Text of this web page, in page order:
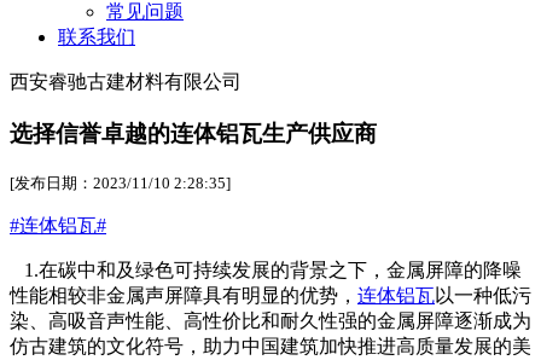
常见问题
联系我们
西安睿驰古建材料有限公司
选择信誉卓越的连体铝瓦生产供应商
[发布日期：2023/11/10 2:28:35]
#连体铝瓦#
1.在碳中和及绿色可持续发展的背景之下，金属屏障的降噪
性能相较非金属声屏障具有明显的优势， 连体铝瓦以一种低污
染、高吸音声性能、高性价比和耐久性强的金属屏障逐渐成为
仿古建筑的文化符号，助力中国建筑加快推进高质量发展的美